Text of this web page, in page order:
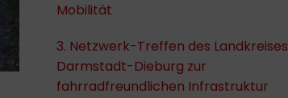
Mobilität
3. Netzwerk-Treffen des Landkreises
Darmstadt-Dieburg zur
fahrradfreundlichen Infrastruktur